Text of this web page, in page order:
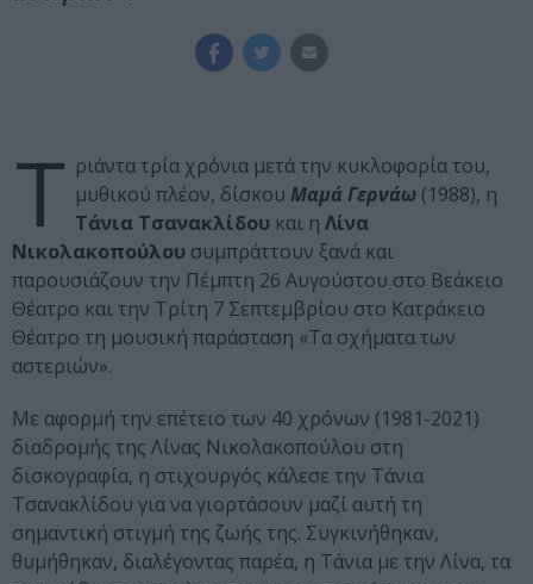
Τ ριάντα τρία χρόνια μετά την κυκλοφορία του,
μυθικού πλέον, δίσκου Μαμά Γερνάω (1988), η
Τάνια Τσανακλίδου και η Λίνα
Νικολακοπούλου συμπράττουν ξανά και
παρουσιάζουν την Πέμπτη 26 Αυγούστου στο Βεάκειο
Θέατρο και την Τρίτη 7 Σεπτεμβρίου στο Κατράκειο
Θέατρο τη μουσική παράσταση «Τα σχήματα των
αστεριών».
Με αφορμή την επέτειο των 40 χρόνων (1981-2021)
διαδρομής της Λίνας Νικολακοπούλου στη
δισκογραφία, η στιχουργός κάλεσε την Τάνια
Τσανακλίδου για να γιορτάσουν μαζί αυτή τη
σημαντική στιγμή της ζωής της. Συγκινήθηκαν,
θυμήθηκαν, διαλέγοντας παρέα, η Τάνια με την Λίνα, τα